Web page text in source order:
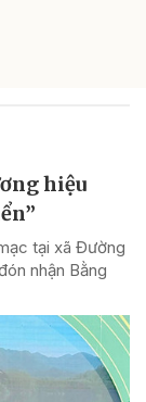
hiệu
tại xã Đường
nhận Bằng